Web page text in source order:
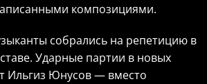
композициями.
собрались на репетицию в
Ударные партии в новых
Ильгиз Юнусов — вместо